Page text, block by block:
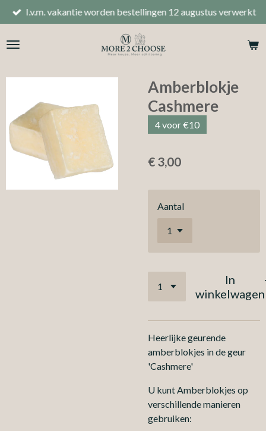
Ga
direct
naar
I.v.m. vakantie worden bestellingen 12 augustus verwerkt
Amberblokje
Cashmere
4 voor €10
€ 3,00
Aantal
In
winkelwagen
Heerlijke geurende
amberblokjes in de geur
'Cashmere'
U kunt Amberblokjes op
verschillende manieren
gebruiken: